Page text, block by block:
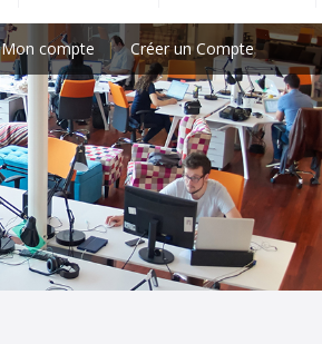
Mon compte Créer un Compte